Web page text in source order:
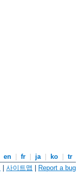
en | fr | ja | ko | tr
사이트맵 Report a bug